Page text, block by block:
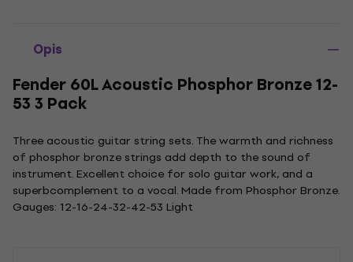
Opis
Fender 60L Acoustic Phosphor Bronze 12-
53 3 Pack
Three acoustic guitar string sets. The warmth and richness
of phosphor bronze strings add depth to the sound of
instrument. Excellent choice for solo guitar work, and a
superbcomplement to a vocal. Made from Phosphor Bronze.
Gauges: 12-16-24-32-42-53 Light